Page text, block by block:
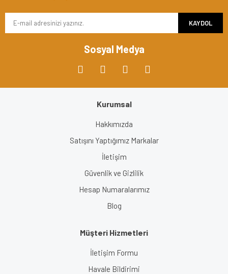
KAYDOL
Sosyal Medya
Kurumsal
Hakkımızda
Satışını Yaptığımız Markalar
İletişim
Güvenlik ve Gizlilik
Hesap Numaralarımız
Blog
Müşteri Hizmetleri
İletişim Formu
Havale Bildirimi